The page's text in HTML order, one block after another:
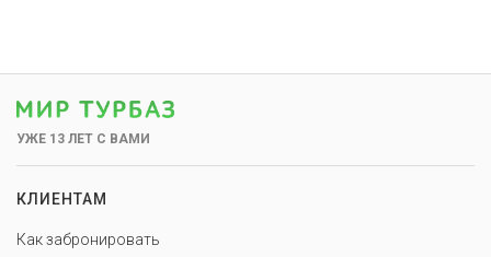
УЖЕ 13 ЛЕТ С ВАМИ
КЛИЕНТАМ
Как забронировать